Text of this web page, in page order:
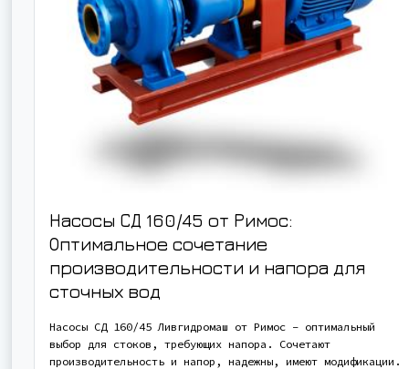
Насосы СД 160/45 от Римос:
Оптимальное сочетание
производительности и напора для
сточных вод
Насосы СД 160/45 Ливгидромаш от Римос – оптимальный
выбор для стоков, требующих напора. Сочетают
производительность и напор, надежны, имеют модификации.